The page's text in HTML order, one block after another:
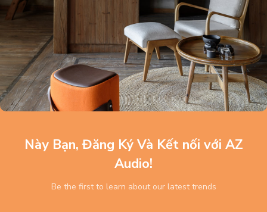
Này Bạn, Đăng Ký Và Kết nối với AZ
Audio!
Be the first to learn about our latest trends